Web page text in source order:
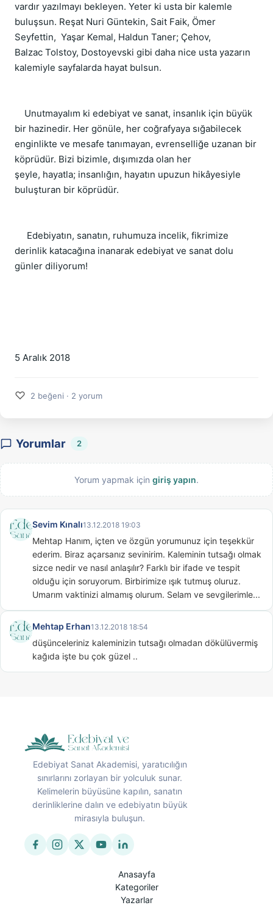
vardır yazılmayı bekleyen. Yeter ki usta bir kalemle
buluşsun. Reşat Nuri Güntekin, Sait Faik, Ömer
Seyfettin,  Yaşar Kemal, Haldun Taner; Çehov,
Balzac Tolstoy, Dostoyevski gibi daha nice usta yazarın
kalemiyle sayfalarda hayat bulsun.
Unutmayalım ki edebiyat ve sanat, insanlık için büyük
bir hazinedir. Her gönüle, her coğrafyaya sığabilecek
enginlikte ve mesafe tanımayan, evrenselliğe uzanan bir
köprüdür. Bizi bizimle, dışımızda olan her
şeyle, hayatla; insanlığın, hayatın upuzun hikâyesiyle
buluşturan bir köprüdür.
Edebiyatın, sanatın, ruhumuza incelik, fikrimize
derinlik katacağına inanarak edebiyat ve sanat dolu
günler diliyorum!
5 Aralık 2018
♡ 2 beğeni · 2 yorum
Yorumlar 2
Yorum yapmak için giriş yapın.
Sevim Kınalı13.12.2018 19:03
Mehtap Hanım, içten ve özgün yorumunuz için teşekkür
ederim. Biraz açarsanız sevinirim. Kaleminin tutsağı olmak
sizce nedir ve nasıl anlaşılır? Farklı bir ifade ve tespit
olduğu için soruyorum. Birbirimize ışık tutmuş oluruz.
Umarım vaktinizi almamış olurum. Selam ve sevgilerimle...
Mehtap Erhan13.12.2018 18:54
düşünceleriniz kaleminizin tutsağı olmadan dökülüvermiş
kağıda işte bu çok güzel ..
Edebiyat Sanat Akademisi, yaratıcılığın
sınırlarını zorlayan bir yolculuk sunar.
Kelimelerin büyüsüne kapılın, sanatın
derinliklerine dalın ve edebiyatın büyük
mirasıyla buluşun.
Anasayfa
Kategoriler
Yazarlar